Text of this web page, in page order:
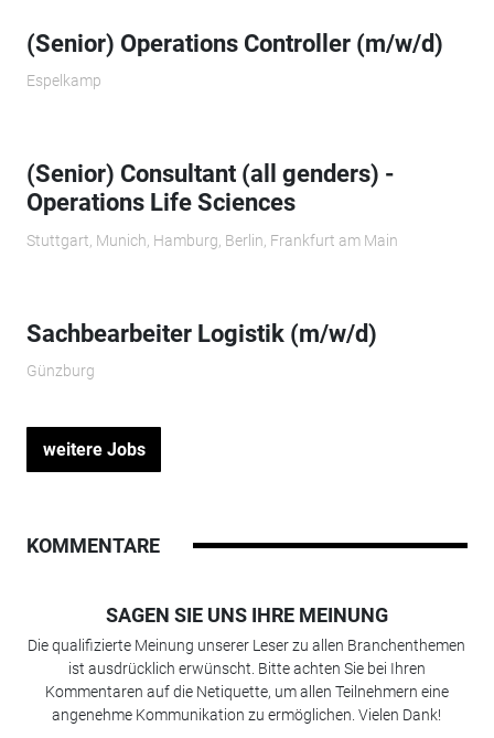
(Senior) Operations Controller (m/w/d)
Espelkamp
(Senior) Consultant (all genders) -
Operations Life Sciences
Stuttgart, Munich, Hamburg, Berlin, Frankfurt am Main
Sachbearbeiter Logistik (m/w/d)
Günzburg
weitere Jobs
KOMMENTARE
SAGEN SIE UNS IHRE MEINUNG
Die qualifizierte Meinung unserer Leser zu allen Branchenthemen
ist ausdrücklich erwünscht. Bitte achten Sie bei Ihren
Kommentaren auf die Netiquette, um allen Teilnehmern eine
angenehme Kommunikation zu ermöglichen. Vielen Dank!